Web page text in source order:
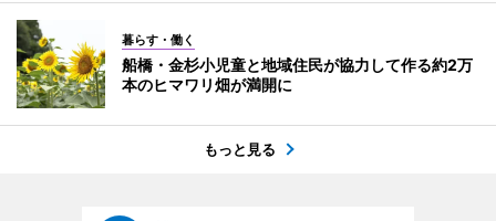
暮らす・働く
船橋・金杉小児童と地域住民が協力して作る約2万
本のヒマワリ畑が満開に
もっと見る